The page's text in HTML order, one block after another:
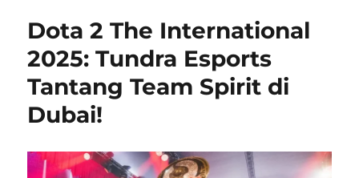
Dota 2 The International
2025: Tundra Esports
Tantang Team Spirit di
Dubai!